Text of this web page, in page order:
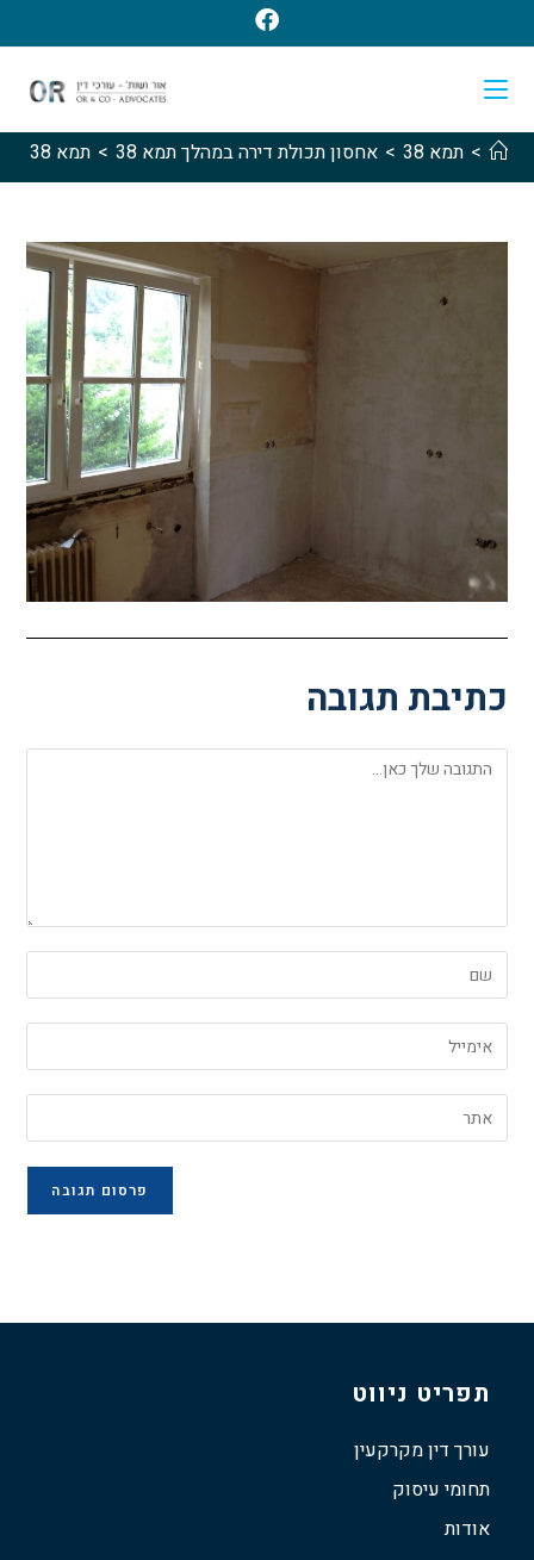
> תמא 38 > אחסון תכולת דירה במהלך תמא 38 > תמא 38
כתיבת תגובה
תפריט ניווט
עורך דין מקרקעין
תחומי עיסוק
אודות